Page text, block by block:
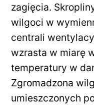
zagięcia.
wilgoci w
centrali
wzrasta w miarę
temperatury w
Zgromadzona
umieszczonych